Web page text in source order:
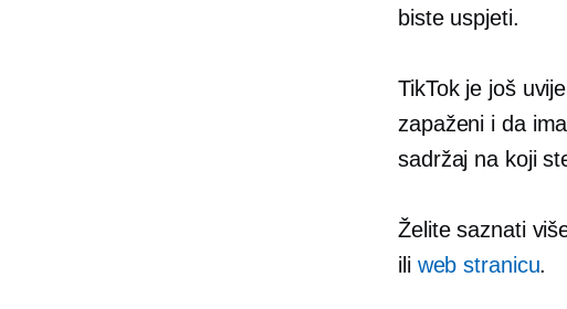
biste uspjeti.
TikTok je još
zapaženi i da
sadržaj na koji
Želite saznati
ili web stranicu.